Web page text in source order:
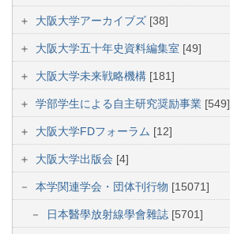
大阪大学アーカイブズ [38]
大阪大学五十年史資料編集室 [49]
大阪大学未来戦略機構 [181]
学部学生による自主研究奨励事業 [549]
大阪大学FDフォーラム [12]
大阪大学出版会 [4]
本学関連学会・団体刊行物 [15071]
日本醫學放射線學會雜誌 [5701]